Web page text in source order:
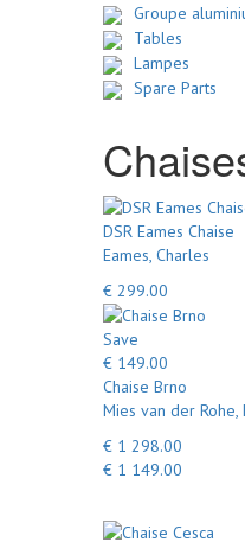
Groupe
Tables
Lampes
Spare Parts
DSR Eames Chaise
Eames, Charles
€ 299.00
Save
€ 149.00
Chaise Brno
Mies van der Rohe,
€ 1 298.00
€ 1 149.00